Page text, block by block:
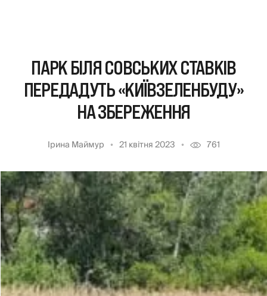
ПАРК БІЛЯ СОВСЬКИХ СТАВКІВ
ПЕРЕДАДУТЬ «КИЇВЗЕЛЕНБУДУ»
НА ЗБЕРЕЖЕННЯ
Ірина Маймур 21 квітня 2023 761